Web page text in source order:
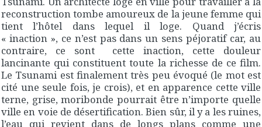
reconstruction tombe amoureux de la jeune femme qui
tient l’hôtel dans lequel il loge. Quand j’écris
« inaction », ce n’est pas dans un sens péjoratif car, au
contraire, ce sont cette inaction, cette douleur
lancinante qui constituent toute la richesse de ce film.
Le Tsunami est finalement très peu évoqué (le mot est
cité une seule fois, je crois), et en apparence cette ville
terne, grise, moribonde pourrait être n’importe quelle
ville en voie de désertification. Bien sûr, il y a les ruines,
l’eau qui revient dans de longs plans comme une